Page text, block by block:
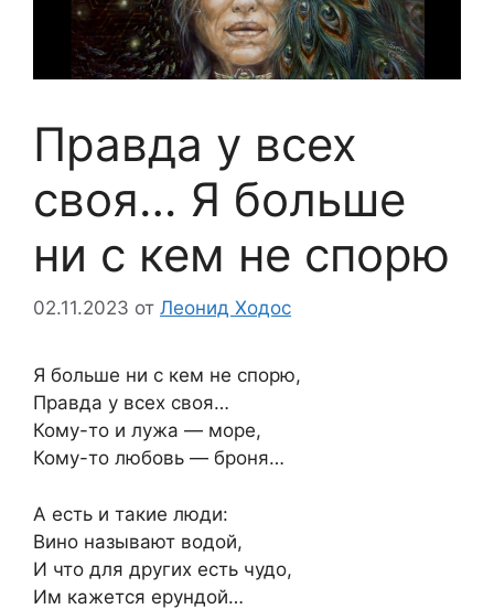
Правда у всех
своя… Я больше
ни с кем не спорю
02.11.2023 от Леонид Ходос
Я больше ни с кем не спорю,
Правда у всех своя…
Кому-то и лужа — море,
Кому-то любовь — броня…
А есть и такие люди:
Вино называют водой,
И что для других есть чудо,
Им кажется ерундой…